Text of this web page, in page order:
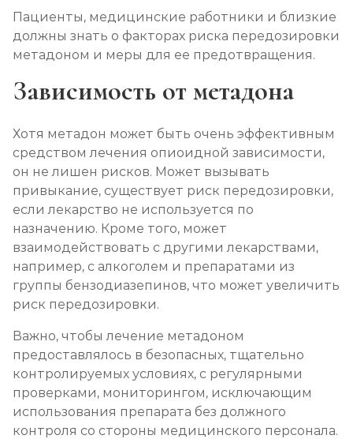
Пациенты, медицинские работники и близкие
должны знать о факторах риска передозировки
метадоном и меры для ее предотвращения.
Зависимость от метадона
Хотя метадон может быть очень эффективным
средством лечения опиоидной зависимости,
он не лишен рисков. Может вызывать
привыкание, существует риск передозировки,
если лекарство не используется по
назначению. Кроме того, может
взаимодействовать с другими лекарствами,
например, с алкоголем и препаратами из
группы бензодиазепинов, что может увеличить
риск передозировки.
Важно, чтобы лечение метадоном
предоставлялось в безопасных, тщательно
контролируемых условиях, с регулярными
проверками, мониторингом, исключающим
использования препарата без должного
контроля со стороны медицинского персонала.